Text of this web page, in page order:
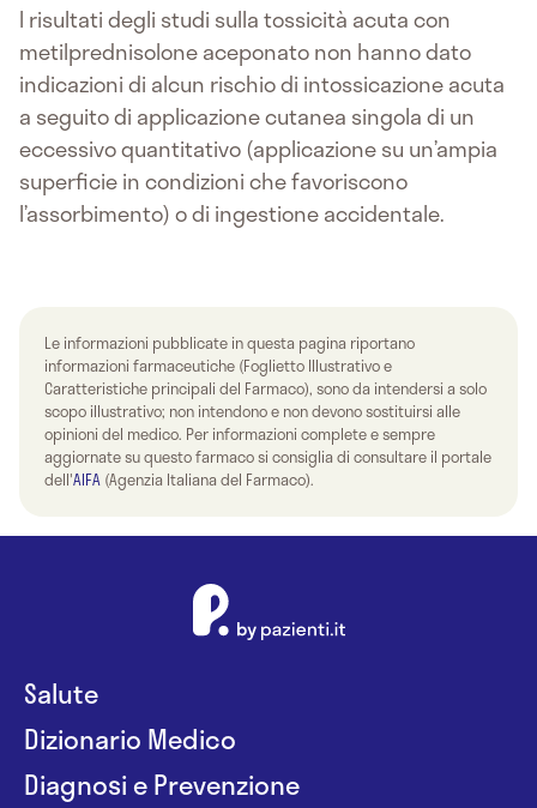
I risultati degli studi sulla tossicità acuta con
metilprednisolone aceponato non hanno dato
indicazioni di alcun rischio di intossicazione acuta
a seguito di applicazione cutanea singola di un
eccessivo quantitativo (applicazione su un’ampia
superficie in condizioni che favoriscono
l’assorbimento) o di ingestione accidentale.
Le informazioni pubblicate in questa pagina riportano
informazioni farmaceutiche (Foglietto Illustrativo e
Caratteristiche principali del Farmaco), sono da intendersi a solo
scopo illustrativo; non intendono e non devono sostituirsi alle
opinioni del medico. Per informazioni complete e sempre
aggiornate su questo farmaco si consiglia di consultare il portale
dell'AIFA (Agenzia Italiana del Farmaco).
Salute
Dizionario Medico
Diagnosi e Prevenzione